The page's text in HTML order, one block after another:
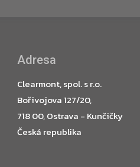
Adresa
Clearmont, spol. s r.o.
Bořivojova 127/20,
718 00, Ostrava - Kunčičky
Česká republika